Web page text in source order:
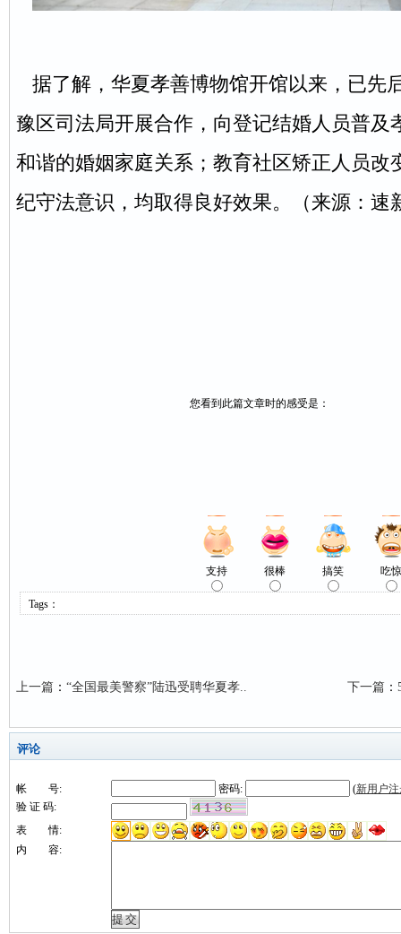
据了解，华夏孝善博物馆开馆以来，已先
豫区司法局开展合作，向登记结婚人员普及
和谐的婚姻家庭关系；教育社区矫正人员改
纪守法意识，均取得良好效果。（来源：速
您看到此篇文章时的感受是：
支持 很棒 搞笑 吃惊
Tags：
上一篇 ： “全国最美警察”陆迅受聘华夏孝.. 下一篇 ：
评论
帐 号: 密码: (新用户
验 证 码:
表 情:
内 容: